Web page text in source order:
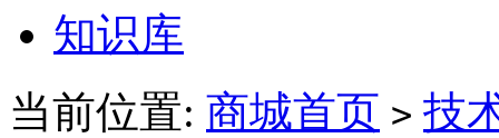
知识库
当前位置: 商城首页 > 技